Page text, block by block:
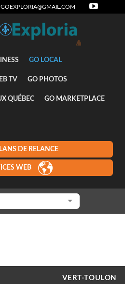
Attraits
GO LOCAL
TV GO PHOTOS
QUÉBEC GO MARKETPLACE
DE RELANCE
WEB
VERT-TOULON